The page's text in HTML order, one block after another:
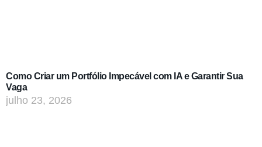
Como Criar um Portfólio Impecável com IA e Garantir Sua
Vaga
julho 23, 2026